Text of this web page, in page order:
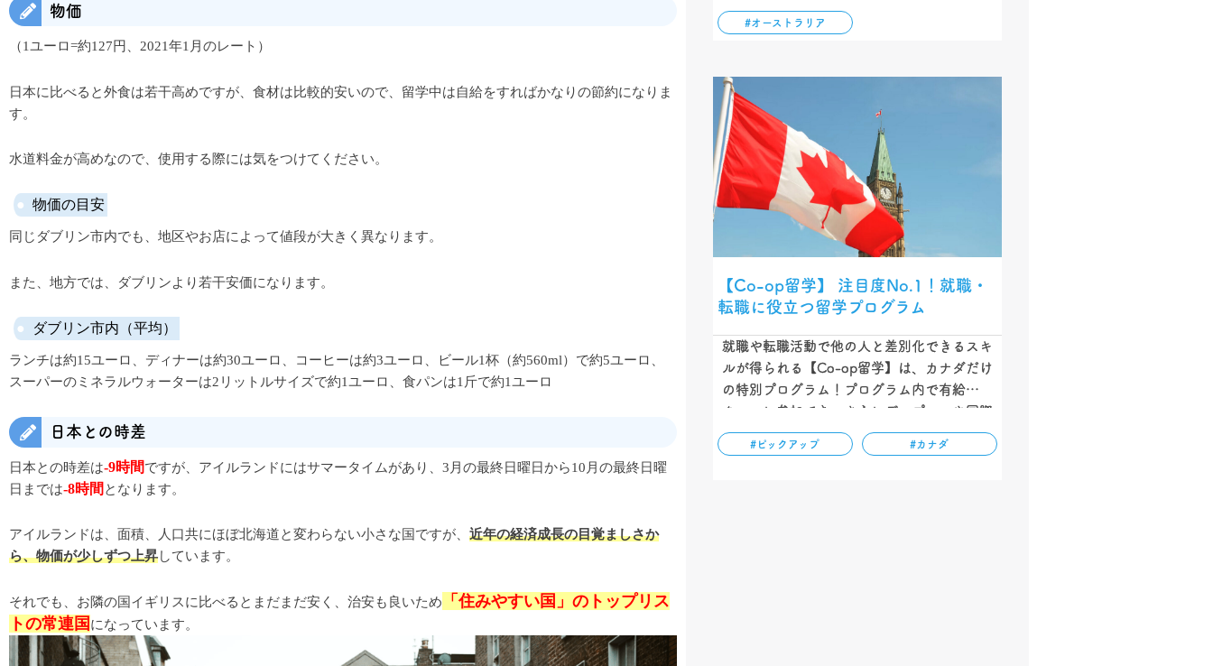
物価
（1ユーロ=約127円、2021年1月のレート）
日本に比べると外食は若干高めですが、食材は比較的安いので、留学中は自給をすればかなりの節約になりま
す。
水道料金が高めなので、使用する際には気をつけてください。
物価の目安
同じダブリン市内でも、地区やお店によって値段が大きく異なります。
また、地方では、ダブリンより若干安価になります。
ダブリン市内（平均）
ランチは約15ユーロ、ディナーは約30ユーロ、コーヒーは約3ユーロ、ビール1杯（約560ml）で約5ユーロ、
スーパーのミネラルウォーターは2リットルサイズで約1ユーロ、食パンは1斤で約1ユーロ
日本との時差
日本との時差は-9時間ですが、アイルランドにはサマータイムがあり、3月の最終日曜日から10月の最終日曜
日までは-8時間 となります。
アイルランドは、面積、人口共にほぼ北海道と変わらない小さな国ですが、 近年の経済成長の目覚ましさか
ら、物価が少しずつ上昇しています。
それでも、お隣の国イギリスに比べるとまだまだ安く、治安も良いため
「住みやすい国」のトップリス
トの常連国 になっています。
語力について解説しています。円安の今だか
らこそ、挑戦できる機会です！…
#オーストラリア
【Co-op留学】 注目度No.1！就職・
転職に役立つ留学プログラム
就職や転職活動で他の人と差別化できるスキ
ルが得られる【Co-op留学】は、カナダだけ
の特別プログラム！プログラム内で有給イン
ターンに参加でき、さらにディプロマや国際
資格も取得できることで注目を集めている留
学方法です。この記事ではCo-op留学の特
#ピックアップ #カナダ